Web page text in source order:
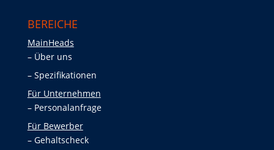
BEREICHE
MainHeads
Über uns
Spezifikationen
Für Unternehmen
Personalanfrage
Für Bewerber
Gehaltscheck